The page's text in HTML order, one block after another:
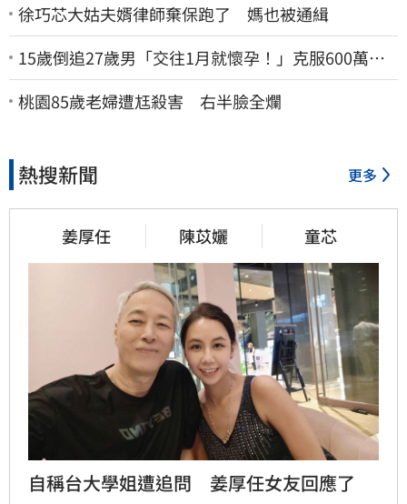
徐巧芯大姑夫婿律師棄保跑了 媽也被通緝
15歲倒追27歲男「交往1月就懷孕！」克服600萬債
務 36歲美魔女當阿嬤了
桃園85歲老婦遭尪殺害 右半臉全爛
熱搜新聞 更多
姜厚任 陳苡孋 童芯
自稱台大學姐遭追問　姜厚任女友回應了